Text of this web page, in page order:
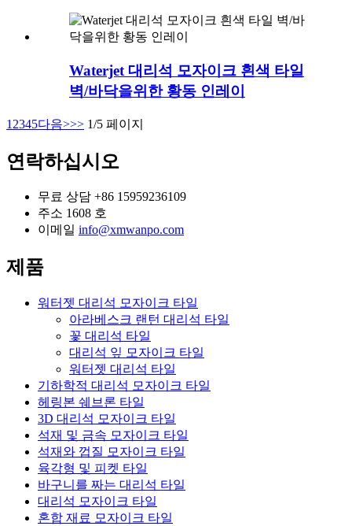
Waterjet 대리석 모자이크 흰색 타일
벽/바닥을위한 황동 인레이
1 2345다음>>> 1/5 페이지
연락하십시오
무료 상담 +86 15959236109
주소 1608 호
이메일 info@xmwanpo.com
제품
워터젯 대리석 모자이크 타일
아라베스크 랜턴 대리석 타일
꽃 대리석 타일
대리석 잎 모자이크 타일
워터젯 대리석 타일
기하학적 대리석 모자이크 타일
헤링본 쉐브론 타일
3D 대리석 모자이크 타일
석재 및 금속 모자이크 타일
석재와 껍질 모자이크 타일
육각형 및 피켓 타일
바구니를 짜는 대리석 타일
대리석 모자이크 타일
혼합 재료 모자이크 타일